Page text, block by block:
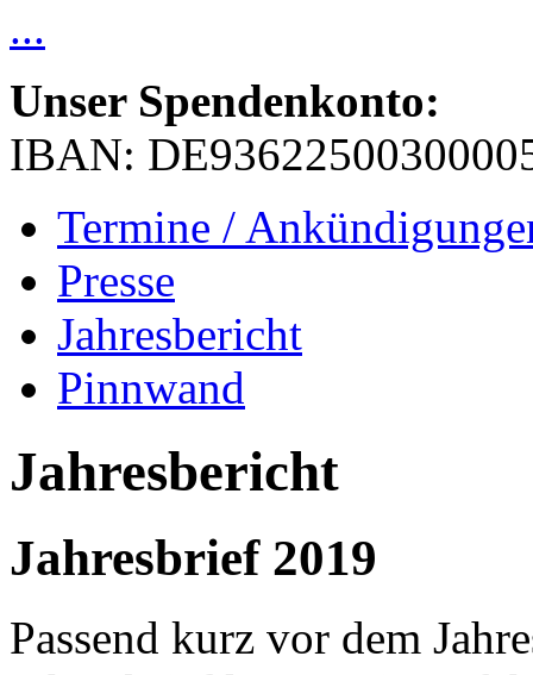
...
Unser Spendenkonto:
IBAN:
Termine /
Presse
Jahresbericht
Pinnwand
Jahresbericht
Jahresbrief 2019
Passend kurz vor dem